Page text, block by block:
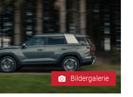
Bildergalerie